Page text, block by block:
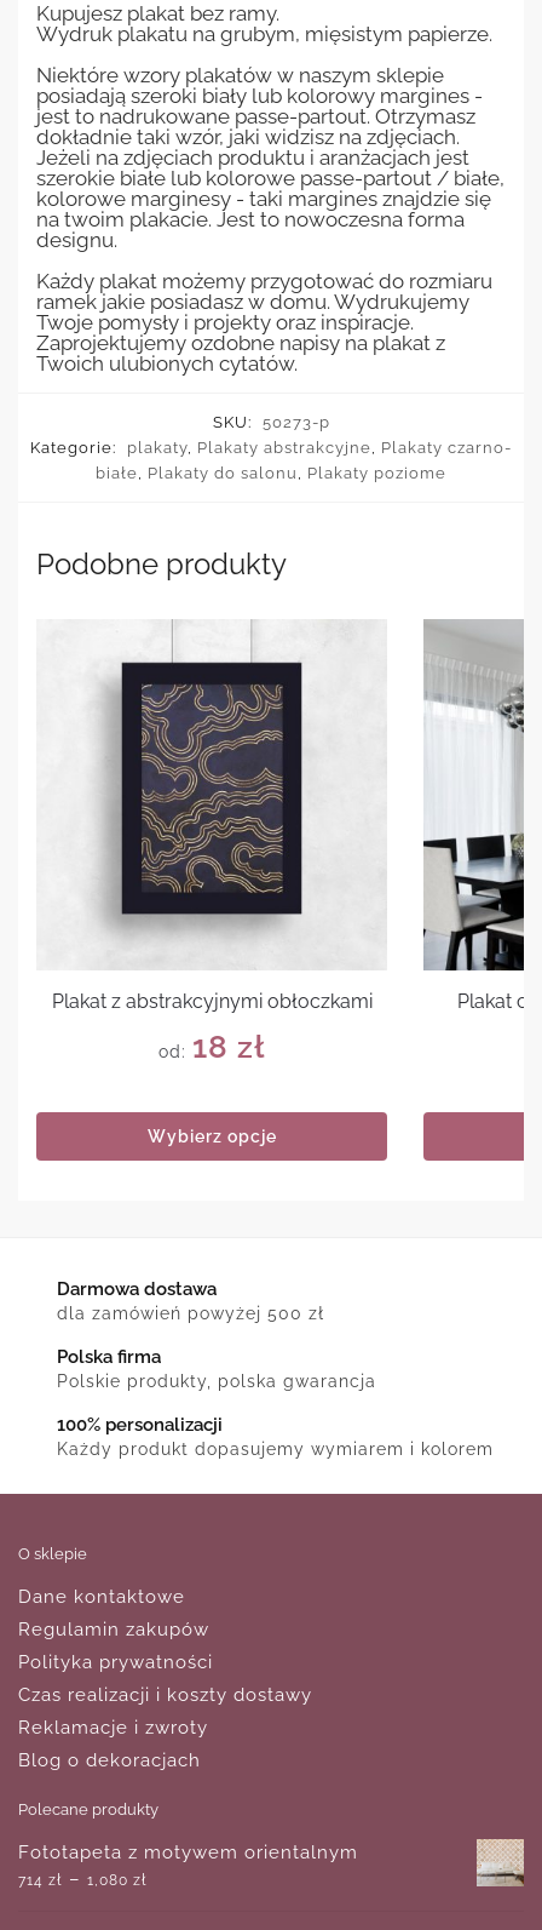
Kupujesz plakat bez ramy.
Wydruk plakatu na grubym, mięsistym papierze.
Niektóre wzory plakatów w naszym sklepie
posiadają szeroki biały lub kolorowy margines -
jest to nadrukowane passe-partout. Otrzymasz
dokładnie taki wzór, jaki widzisz na zdjęciach.
Jeżeli na zdjęciach produktu i aranżacjach jest
szerokie białe lub kolorowe passe-partout / białe,
kolorowe marginesy - taki margines znajdzie się
na twoim plakacie. Jest to nowoczesna forma
designu.
Każdy plakat możemy przygotować do rozmiaru
ramek jakie posiadasz w domu. Wydrukujemy
Twoje pomysły i projekty oraz inspiracje.
Zaprojektujemy ozdobne napisy na plakat z
Twoich ulubionych cytatów.
SKU:
50273-p
Kategorie:
plakaty, Plakaty abstrakcyjne, Plakaty czarno-
białe, Plakaty do salonu , Plakaty poziome
Podobne produkty
Plakat z abstrakcyjnymi obłoczkami
od: 18 zł
Wybierz opcje
Plakat
Darmowa dostawa
dla zamówień powyżej 500 zł
Polska firma
Polskie produkty, polska gwarancja
100% personalizacji
Każdy produkt dopasujemy wymiarem i kolorem
O sklepie
Dane kontaktowe
Regulamin zakupów
Polityka prywatności
Czas realizacji i koszty dostawy
Reklamacje i zwroty
Blog o dekoracjach
Polecane produkty
Fototapeta z motywem orientalnym
714 zł – 1,080 zł